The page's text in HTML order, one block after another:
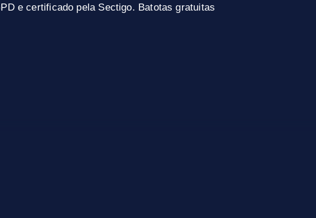
e certificado pela Sectigo. Batotas gratuitas